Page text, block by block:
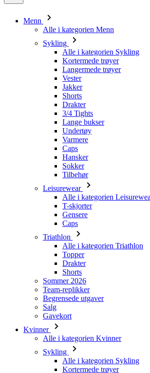
Langermede trøyer
Vester
Jakker
Shorts
Drakter
3/4 Tights
Lange bukser
Undertøy
Varmere
Caps
Hansker
Sokker
Tilbehør
Leisurewear
Alle i kategorien Leisurewear
T-skjorter
Gensere
Triathlon
Alle i kategorien Triathlon
Topper
Drakter
Shorts
Sommer 2026
Team-replikker
Begrensede utgaver
Salg
Gavekort
Kvinner
Alle i kategorien Kvinner
Sykling
Alle i kategorien Sykling
Langermede trøyer
Vester
Jakker
Shorts
3/4 Tights